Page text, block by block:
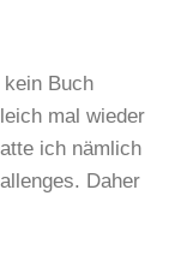
Buch
mal wieder
ich nämlich
Daher